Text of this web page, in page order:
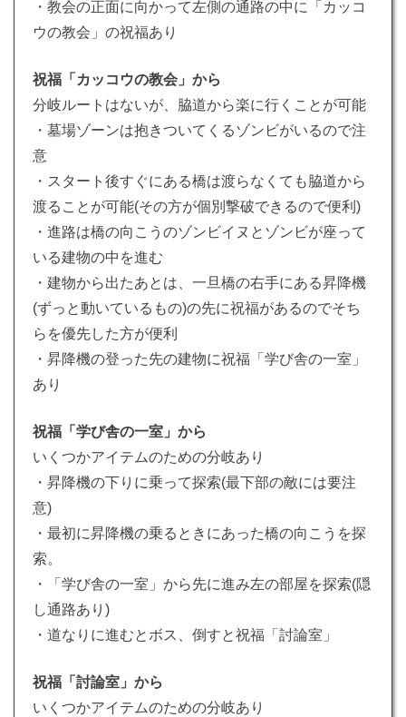
・教会の正面に向かって左側の通路の中に「カッコ
ウの教会」の祝福あり
祝福「カッコウの教会」から
分岐ルートはないが、脇道から楽に行くことが可能
・墓場ゾーンは抱きついてくるゾンビがいるので注
意
・スタート後すぐにある橋は渡らなくても脇道から
渡ることが可能(その方が個別撃破できるので便利)
・進路は橋の向こうのゾンビイヌとゾンビが座って
いる建物の中を進む
・建物から出たあとは、一旦橋の右手にある昇降機
(ずっと動いているもの)の先に祝福があるのでそち
らを優先した方が便利
・昇降機の登った先の建物に祝福「学び舎の一室」
あり
祝福「学び舎の一室」から
いくつかアイテムのための分岐あり
・昇降機の下りに乗って探索(最下部の敵には要注
意)
・最初に昇降機の乗るときにあった橋の向こうを探
索。
・「学び舎の一室」から先に進み左の部屋を探索(隠
し通路あり)
・道なりに進むとボス、倒すと祝福「討論室」
祝福「討論室」から
いくつかアイテムのための分岐あり